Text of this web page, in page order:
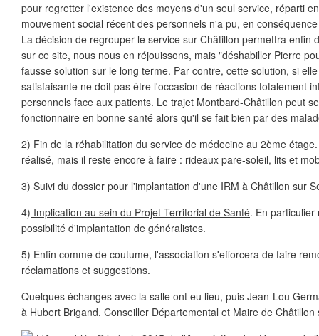
pour regretter l'existence des moyens d'un seul service, réparti
mouvement social récent des personnels n'a pu, en
La décision de regrouper le service sur Châtillon permettra enfin
sur ce site, nous nous en réjouissons, mais "déshabiller Pierre
fausse solution sur le long terme. Par contre, cette solution, si
satisfaisante ne doit pas être l'occasion de réactions totalement
personnels face aux patients. Le trajet Montbard-Châtillon peut
fonctionnaire en bonne santé alors qu'il se fait bien par des
2) Fin de la réhabilitation du service de médecine au 2ème étage.
réalisé, mais il reste encore à faire : rideaux pare-soleil, lits et
3) Suivi du dossier pour l'implantation d'une IRM à Châtillon sur
4) Implication au sein du Projet Territorial de Santé. En
possibilité d'implantation de généralistes.
5) Enfin comme de coutume, l'association s'efforcera de faire
réclamations et suggestions.
Quelques échanges avec la salle ont eu lieu, puis Jean-Lou
à Hubert Brigand, Conseiller Départemental et Maire de Châtillon